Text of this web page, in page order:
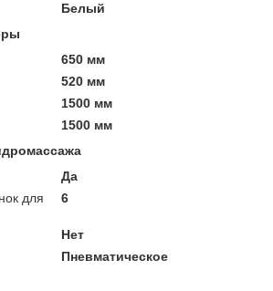
Белый
650 мм
520 мм
1500 мм
1500 мм
Да
для
6
Нет
Пневматическое